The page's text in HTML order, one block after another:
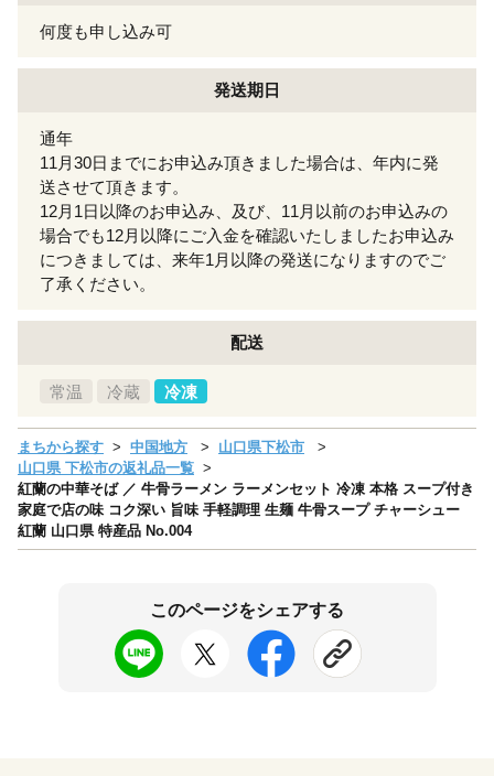
何度も申し込み可
発送期日
通年
11月30日までにお申込み頂きました場合は、年内に発
送させて頂きます。
12月1日以降のお申込み、及び、11月以前のお申込みの
場合でも12月以降にご入金を確認いたしましたお申込み
につきましては、来年1月以降の発送になりますのでご
了承ください。
配送
常温 冷蔵 冷凍
まちから探す 中国地方
山口県下松市
山口県 下松市の返礼品一覧
紅蘭の中華そば ／ 牛骨ラーメン ラーメンセット 冷凍 本格 スープ付き
家庭で店の味 コク深い 旨味 手軽調理 生麺 牛骨スープ チャーシュー
紅蘭 山口県 特産品 No.004
このページをシェアする